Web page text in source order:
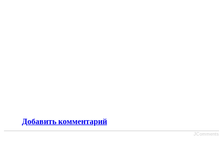
Добавить комментарий
JComments